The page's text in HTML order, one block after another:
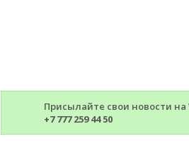
Присылайте свои новости на
+7 777 259 44 50